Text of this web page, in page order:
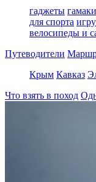
гаджеты гамаки
для спорта
велосипеды и
Путеводители
Крым Кавказ
Что взять в поход